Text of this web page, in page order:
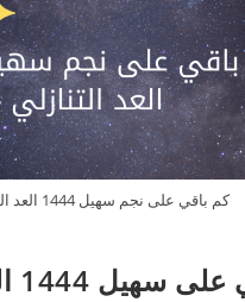
كم باقي على نجم سهيل 1444 العد التنازلي,
1444 العد التنازلي